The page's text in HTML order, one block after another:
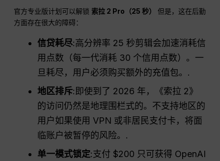
官方专业版计划可以解锁 索拉 2 Pro（25 秒）
但是，这在后勤
方面存在很大的障碍：
信贷耗尽:高分辨率 25 秒剪辑会加速消耗信
用点数（每一代消耗 30 个信用点数）。一
旦耗尽，用户必须购买额外的充值包。.
地区排斥:即使到了 2026 年，《索拉 2》
的访问仍然是地理围栏式的。不支持地区的
用户如果使用 VPN 或非居民支付卡，将面
临账户被暂停的风险。.
单一模式锁定:支付 $200 只可获得 OpenAI